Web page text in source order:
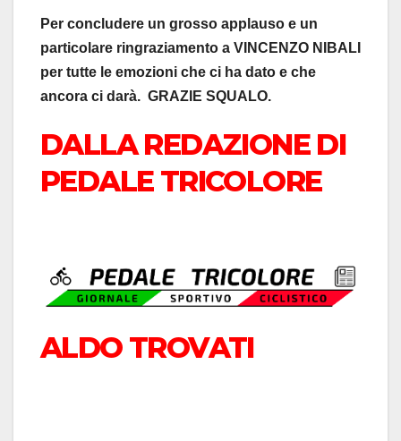
Per concludere un grosso applauso e un
particolare ringraziamento a VINCENZO NIBALI
per tutte le emozioni che ci ha dato e che
ancora ci darà. GRAZIE SQUALO.
DALLA REDAZIONE DI
PEDALE TRICOLORE
ALDO TROVATI